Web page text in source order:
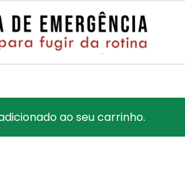
ao seu carrinho.